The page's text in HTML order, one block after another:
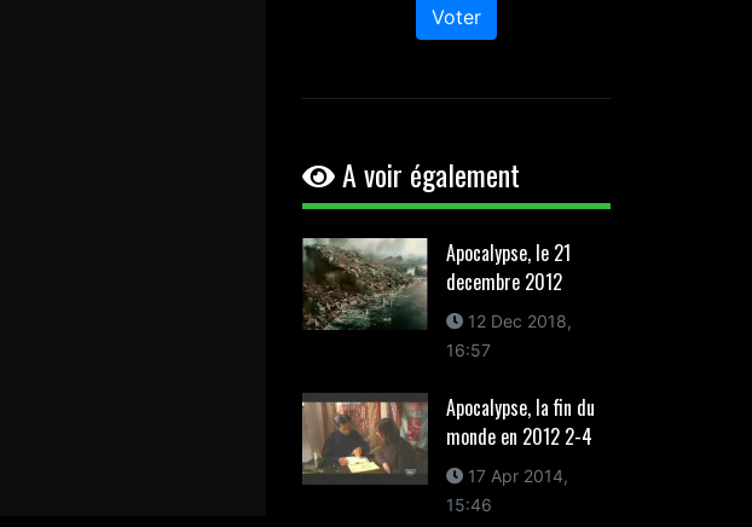
Voter
A voir également
Apocalypse, le 21
decembre 2012
12 Dec 2018,
16:57
Apocalypse, la fin du
monde en 2012 2-4
17 Apr 2014,
15:46